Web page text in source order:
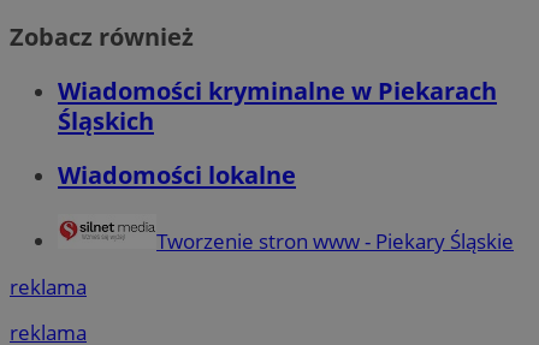
Zobacz również
Wiadomości kryminalne w Piekarach
Śląskich
Wiadomości lokalne
Tworzenie stron www - Piekary Śląskie
reklama
reklama